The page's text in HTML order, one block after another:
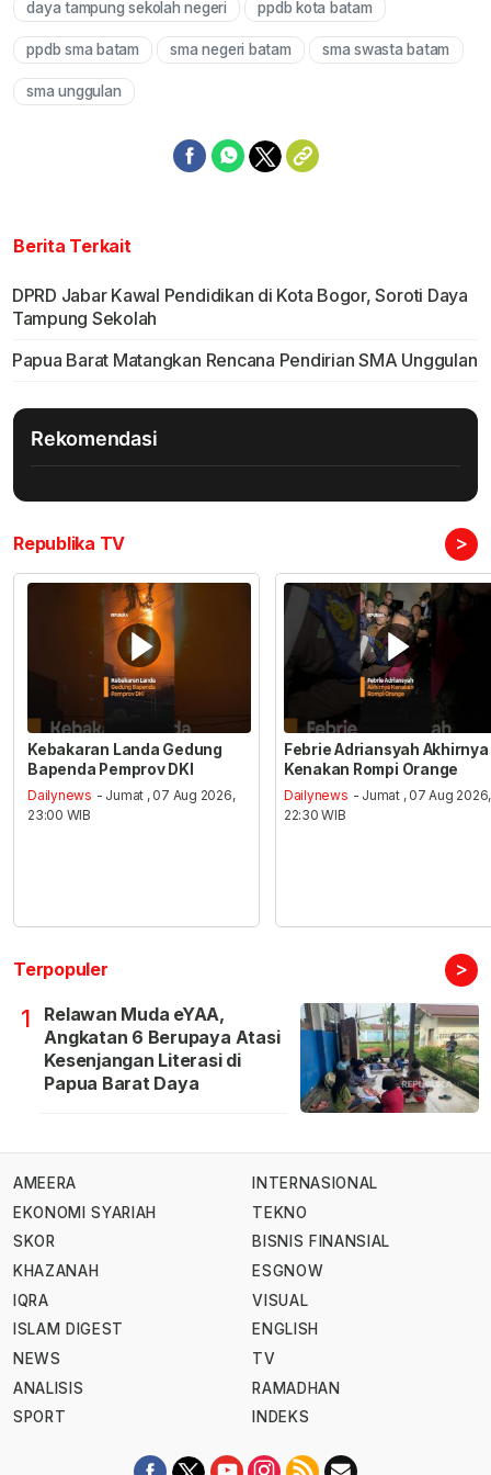
daya tampung sekolah negeri ppdb kota batam
ppdb sma batam sma negeri batam sma swasta batam
sma unggulan
Berita Terkait
DPRD Jabar Kawal Pendidikan di Kota Bogor, Soroti Daya
Tampung Sekolah
Papua Barat Matangkan Rencana Pendirian SMA Unggulan
Rekomendasi
Republika TV >
Kebakaran Landa Gedung
Bapenda Pemprov DKI
Dailynews - Jumat , 07 Aug 2026,
23:00 WIB
Febrie Adriansyah Akhirnya
Kenakan Rompi Orange
Dailynews - Jumat , 07 Aug 2026,
22:30 WIB
Terpopuler >
1
Relawan Muda eYAA,
Angkatan 6 Berupaya Atasi
Kesenjangan Literasi di
Papua Barat Daya
AMEERA
EKONOMI SYARIAH
SKOR
KHAZANAH
IQRA
ISLAM DIGEST
NEWS
ANALISIS
SPORT
INTERNASIONAL
TEKNO
BISNIS FINANSIAL
ESGNOW
VISUAL
ENGLISH
TV
RAMADHAN
INDEKS